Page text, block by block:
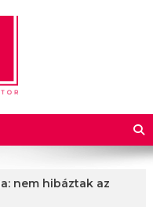
nem hibáztak az